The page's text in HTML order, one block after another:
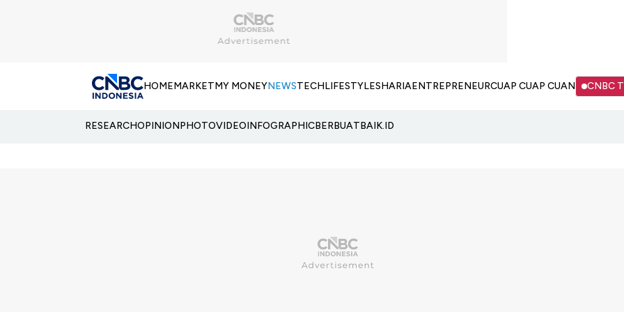
HOMEMARKETMY MONEYNEWSTECHLIFESTYLESHARIAENTREPRENEURCUAP CUAP CUAN CNBC
RESEARCHOPINIONPHOTOVIDEOINFOGRAPHICBERBUATBAIK.ID